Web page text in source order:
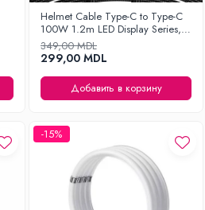
Helmet Cable Type-C to Type-C
100W 1.2m LED Display Series,
Black
349,00 MDL
299,00 MDL
Добавить в корзину
-15%